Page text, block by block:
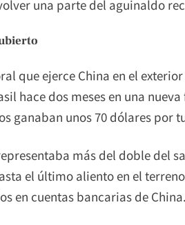
una parte del aguinaldo
que ejerce China en el
hace dos meses en una
ganaban unos 70 dólares por
más del doble del
el último aliento en el
en cuentas bancarias de China.